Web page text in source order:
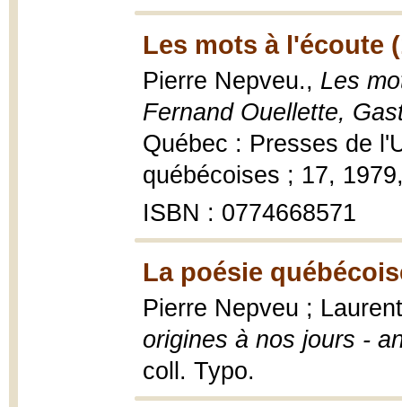
Les mots à l'écoute
Pierre Nepveu., Les
Fernand Ouellette,
Québec : Presses de
québécoises ; 17,
ISBN : 0774668571
La poésie
Pierre Nepveu ;
origines à nos jours -
coll. Typo.